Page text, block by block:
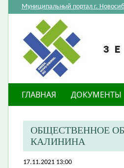
Муниципальный портал г.
ГЛАВНАЯ ДОКУМЕНТЫ
ОБЩЕСТВЕННОЕ
КАЛИНИНА
17.11.2021 13:00